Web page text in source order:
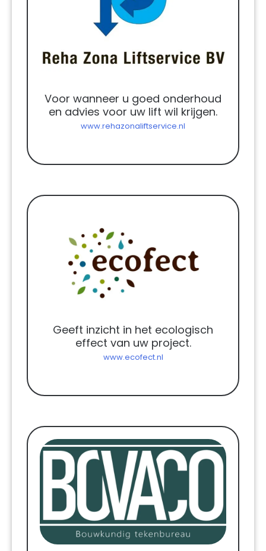
Voor wanneer u goed onderhoud
en advies voor uw lift wil krijgen.
www.rehazonaliftservice.nl
Geeft inzicht in het ecologisch
effect van uw project.
www.ecofect.nl